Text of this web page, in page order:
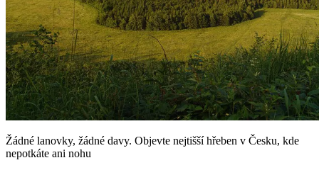
Žádné lanovky, žádné davy. Objevte nejtišší hřeben v Česku, kde
nepotkáte ani nohu